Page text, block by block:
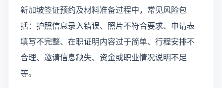
新加坡签证预约及材料准备过程中，常见风险包
括：护照信息录入错误、照片不符合要求、申请表
填写不完整、在职证明内容过于简单、行程安排不
合理、邀请信息缺失、资金或职业情况说明不足
等。